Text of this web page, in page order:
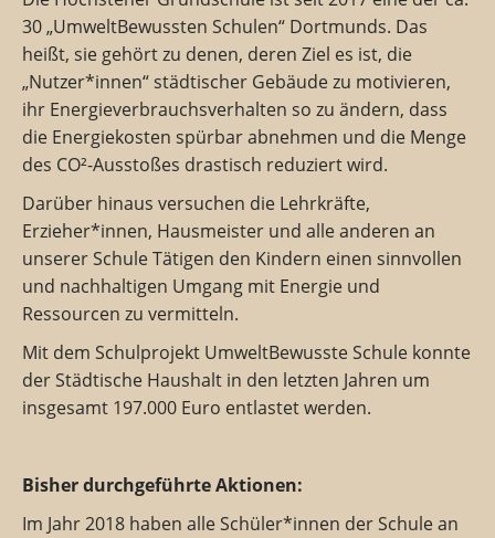
30 „UmweltBewussten Schulen“ Dortmunds. Das
heißt, sie gehört zu denen, deren Ziel es ist, die
„Nutzer*innen“ städtischer Gebäude zu motivieren,
ihr Energieverbrauchsverhalten so zu ändern, dass
die Energiekosten spürbar abnehmen und die Menge
des CO²-Ausstoßes drastisch reduziert wird.
Darüber hinaus versuchen die Lehrkräfte,
Erzieher*innen, Hausmeister und alle anderen an
unserer Schule Tätigen den Kindern einen sinnvollen
und nachhaltigen Umgang mit Energie und
Ressourcen zu vermitteln.
Mit dem Schulprojekt UmweltBewusste Schule konnte
der Städtische Haushalt in den letzten Jahren um
insgesamt 197.000 Euro entlastet werden.
Bisher durchgeführte Aktionen:
Im Jahr 2018 haben alle Schüler*innen der Schule an